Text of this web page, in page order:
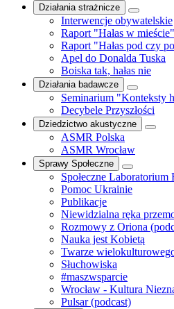
Działania strażnicze
Interwencje obywatelskie
Raport "Hałas w mieście"
Raport "Hałas pod czy
Apel do Donalda Tuska
Boiska tak, hałas nie
Działania badawcze
Seminarium "Konteksty
Decybele Przyszłości
Dziedzictwo akustyczne
ASMR Polska
ASMR Wrocław
Sprawy Społeczne
Społeczne Laboratorium
Pomoc Ukrainie
Publikacje
Niewidzialna ręka
Rozmowy z Oriona
Nauka jest Kobietą
Twarze
Słuchowiska
#maszwsparcie
Wrocław - Kultura
Pulsar (podcast)